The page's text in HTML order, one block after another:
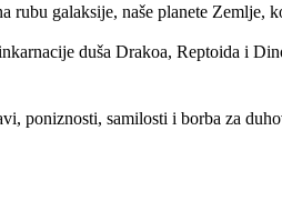
galaksije, naše planete Zemlje,
duša Drakoa, Reptoida i
poniznosti, samilosti i borba za